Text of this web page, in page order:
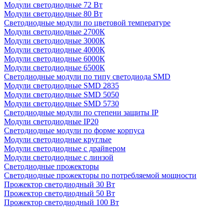
Модули светодиодные 72 Вт
Модули светодиодные 80 Вт
Светодиодные модули по цветовой температуре
Модули светодиодные 2700К
Модули светодиодные 3000К
Модули светодиодные 4000К
Модули светодиодные 6000К
Модули светодиодные 6500К
Светодиодные модули по типу светодиода SMD
Модули светодиодные SMD 2835
Модули светодиодные SMD 5050
Модули светодиодные SMD 5730
Светодиодные модули по степени защиты IP
Модули светодиодные IP20
Светодиодные модули по форме корпуса
Модули светодиодные круглые
Модули светодиодные с драйвером
Модули светодиодные с линзой
Светодиодные прожекторы
Светодиодные прожекторы по потребляемой мощности
Прожектор светодиодный 30 Вт
Прожектор светодиодный 50 Вт
Прожектор светодиодный 100 Вт